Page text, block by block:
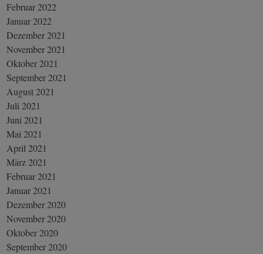
Februar 2022
Januar 2022
Dezember 2021
November 2021
Oktober 2021
September 2021
August 2021
Juli 2021
Juni 2021
Mai 2021
April 2021
März 2021
Februar 2021
Januar 2021
Dezember 2020
November 2020
Oktober 2020
September 2020